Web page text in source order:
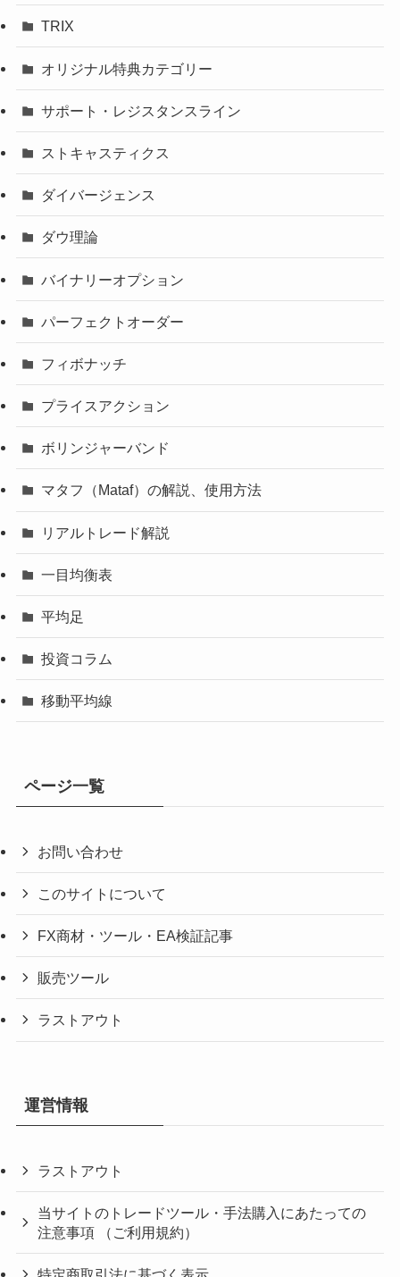
TRIX
オリジナル特典カテゴリー
サポート・レジスタンスライン
ストキャスティクス
ダイバージェンス
ダウ理論
バイナリーオプション
パーフェクトオーダー
フィボナッチ
プライスアクション
ボリンジャーバンド
マタフ（Mataf）の解説、使用方法
リアルトレード解説
一目均衡表
平均足
投資コラム
移動平均線
ページ一覧
お問い合わせ
このサイトについて
FX商材・ツール・EA検証記事
販売ツール
ラストアウト
運営情報
ラストアウト
当サイトのトレードツール・手法購入にあたっての
注意事項 （ご利用規約）